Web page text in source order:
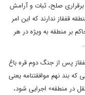
برقراری صلح، ثبات و آرامش
قفقاز ندارند که این امر
بر منطقه به ویژه در هر
پس از جنگ دوم قره باغ
بند نهم موافقتنامه یعنی
در منطقه» اجرایی شود،